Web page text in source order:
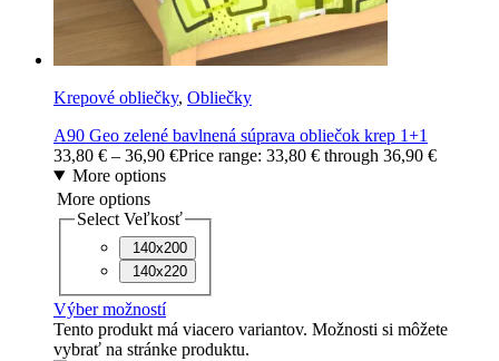
Krepové obliečky, Obliečky
A90 Geo zelené bavlnená súprava obliečok krep 1+1
33,80 € – 36,90 €Price range: 33,80 € through 36,90 €
More options
More options
Select Veľkosť
140x200
140x220
Výber možností
Tento produkt má viacero variantov. Možnosti si môžete
vybrať na stránke produktu.